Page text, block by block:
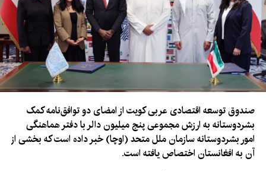
صندوق توسعه اقتصادی عربی کویت از امضای دو توافق‌نامه کمک
بشردوستانه به ارزش مجموعی پنج میلیون دالر با دفتر هماهنگی
امور بشردوستانه سازمان ملل متحد (اوچا) خبر داده است که بخشی از
آن به افغانستان اختصاص یافته است.